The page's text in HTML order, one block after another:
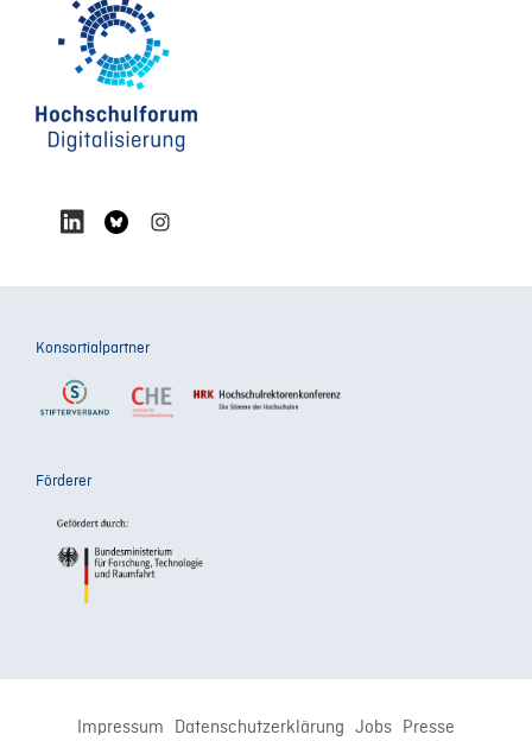
Konsortialpartner
Förderer
Impressum Datenschutzerklärung Jobs Presse